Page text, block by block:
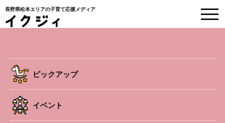
長野県松本エリアの子育て応援メディア
ピックアップ
イベント
EVENT
HOME